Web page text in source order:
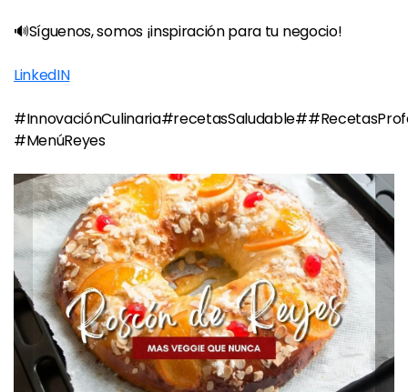
🔊Síguenos, somos ¡inspiración para tu negocio!
LinkedIN
#MenúReyes